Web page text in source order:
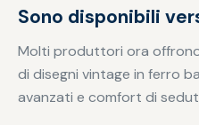
Sono disponibili
Molti produttori ora
di disegni vintage in ferro
avanzati e comfort di